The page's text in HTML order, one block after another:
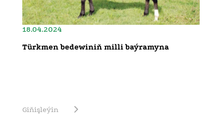
18.04.2024
Türkmen bedewiniň milli baýramyna
Giňişleýin